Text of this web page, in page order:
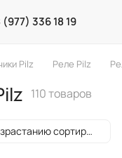
(977) 336 18 19
Pilz Реле Pilz
110 товаров
По возрастанию сортировки